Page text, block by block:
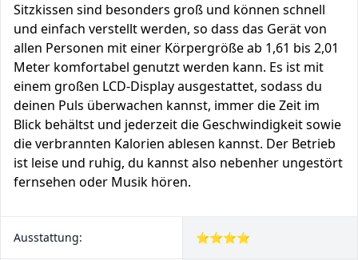
Sitzkissen sind besonders groß und können schnell
und einfach verstellt werden, so dass das Gerät von
allen Personen mit einer Körpergröße ab 1,61 bis 2,01
Meter komfortabel genutzt werden kann. Es ist mit
einem großen LCD-Display ausgestattet, sodass du
deinen Puls überwachen kannst, immer die Zeit im
Blick behältst und jederzeit die Geschwindigkeit sowie
die verbrannten Kalorien ablesen kannst. Der Betrieb
ist leise und ruhig, du kannst also nebenher ungestört
fernsehen oder Musik hören.
Ausstattung: ⭐⭐⭐⭐